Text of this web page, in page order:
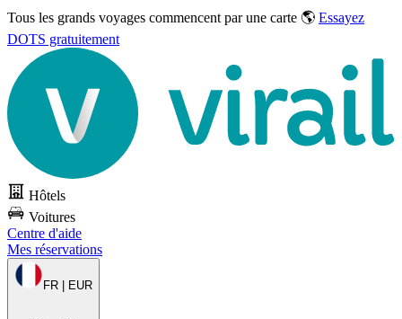
Tous les grands voyages commencent par une carte 🌎 Essayez
DOTS gratuitement
Hôtels
Voitures
Centre d'aide
Mes réservations
FR | EUR